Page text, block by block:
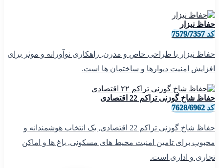
حفاظ نیزار
کد 7579/7357
حفاظ نیزار با طراحی خاص و مدرن, راهکاری نوآورانه و موثر برای
افزایش امنیت دیوارها و ساختمان ها است.
حفاظ شاخ گوزنی تراکم 22 اقتصادی
کد 7628/6962
حفاظ شاخ گوزنی تراکم 22 اقتصادی, یک انتخاب هوشمندانه و
محبوب برای تامین امنیت محیط های مسکونی, باغ ها و اماکن
تجاری و اداری است.